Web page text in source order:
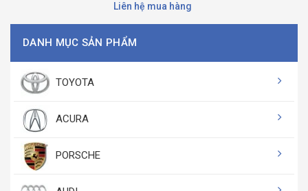
Liên hệ mua hàng
DANH MỤC SẢN PHẨM
TOYOTA
ACURA
PORSCHE